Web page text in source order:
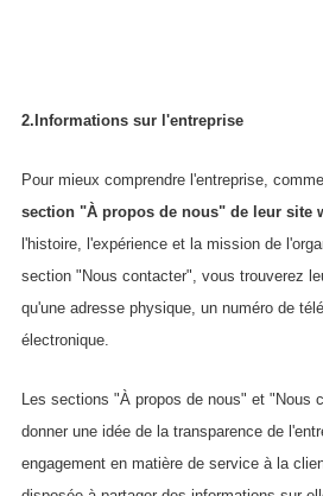
2.Informations sur l'entreprise
Pour mieux comprendre l'entreprise,
section "À propos de nous" de leur site
l'histoire, l'expérience et la mission de
section "Nous contacter", vous trouverez
qu'une adresse physique, un numéro de
électronique.
Les sections "À propos de nous" et "Nous
donner une idée de la transparence de
engagement en matière de service à la